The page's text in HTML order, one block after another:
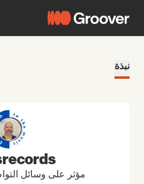
نبذة
مؤثر على وسائل